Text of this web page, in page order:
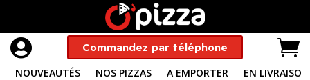
 Commandez par téléphone 
NOUVEAUTÉS NOS PIZZAS A EMPORTER EN LIVRAISON